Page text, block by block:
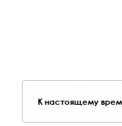
К настоящему